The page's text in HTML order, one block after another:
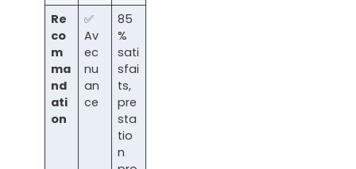
Re
co
m
ma
nd
ati
on
✅
Av
ec
nu
an
ce
85
%
sati
sfai
ts,
pre
sta
tio
n